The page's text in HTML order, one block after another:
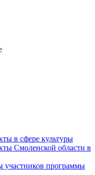
в сфере культуры
Смоленской области в
программы